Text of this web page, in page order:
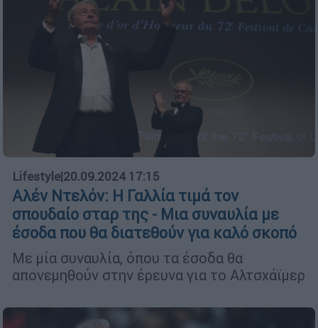
Lifestyle|20.09.2024 17:15
Αλέν Ντελόν: Η Γαλλία τιμά τον
σπουδαίο σταρ της - Μια συναυλία με
έσοδα που θα διατεθούν για καλό σκοπό
Με μία συναυλία, όπου τα έσοδα θα
απονεμηθούν στην έρευνα για το Αλτσχάϊμερ